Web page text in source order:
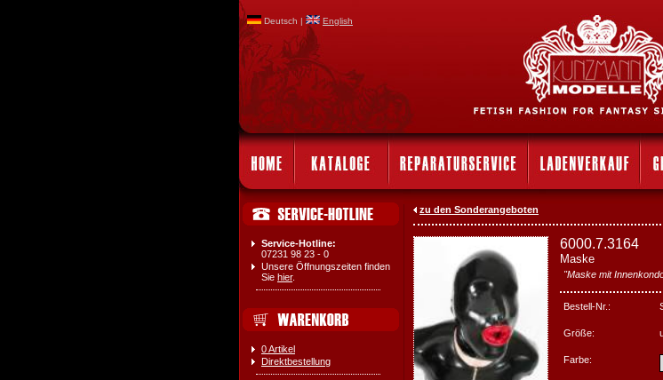
Deutsch | English
Service-Hotline:
07231 98 23 - 0
Unsere Öffnungszeiten finden
Sie hier.
0 Artikel
Direktbestellung
zu den Sonderangeboten
6000.7.3164
Maske
"Maske mit
Bestell-Nr.:
Größe:
Farbe: